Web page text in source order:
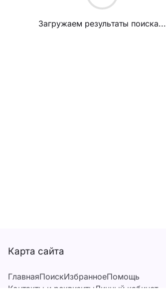
Загружаем результаты поиска...
Карта сайта
ГлавнаяПоискИзбранноеПомощь
Контакты и реквизиты Личный кабинет